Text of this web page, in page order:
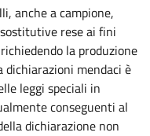
anche a campione,
rese ai fini
la produzione
mendaci è
leggi speciali in
conseguenti al
dichiarazione non